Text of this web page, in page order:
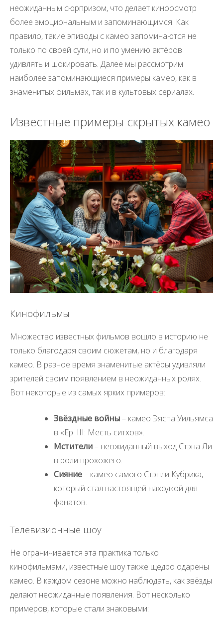
неожиданным сюрпризом, что делает киноосмотр
более эмоциональным и запоминающимся. Как
правило, такие эпизоды с камео запоминаются не
только по своей сути, но и по умению актёров
удивлять и шокировать. Далее мы рассмотрим
наиболее запоминающиеся примеры камео, как в
знаменитых фильмах, так и в культовых сериалах.
Известные примеры скрытых камео
Кинофильмы
Множество известных фильмов вошло в историю не
только благодаря своим сюжетам, но и благодаря
камео. В разное время знаменитые актёры удивляли
зрителей своим появлением в неожиданных ролях.
Вот некоторые из самых ярких примеров:
Звёздные войны– камео Эяспа Уильямса
в «Ep. III: Месть ситхов».
Мстители– неожиданный выход Стэна Ли
в роли прохожего.
Сияние– камео самого Стэнли Кубрика,
который стал настоящей находкой для
фанатов.
Телевизионные шоу
Не ограничивается эта практика только
кинофильмами, известные шоу также щедро одарены
камео. В каждом сезоне можно наблюдать, как звёзды
делают неожиданные появления. Вот несколько
примеров, которые стали знаковыми: